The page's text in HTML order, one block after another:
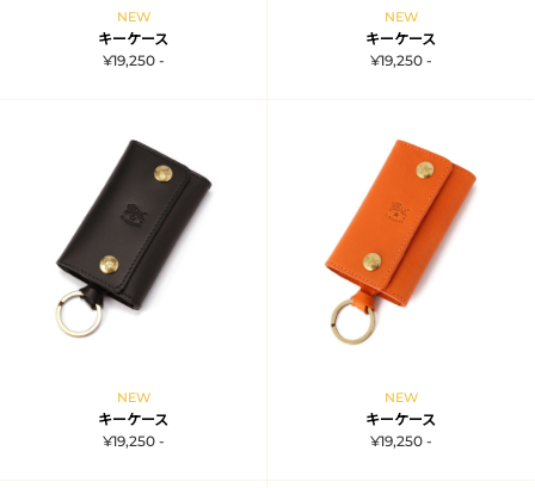
NEW
キーケース
¥19,250 -
NEW
キーケース
¥19,250 -
NEW
キーケース
¥19,250 -
NEW
キーケース
¥19,250 -